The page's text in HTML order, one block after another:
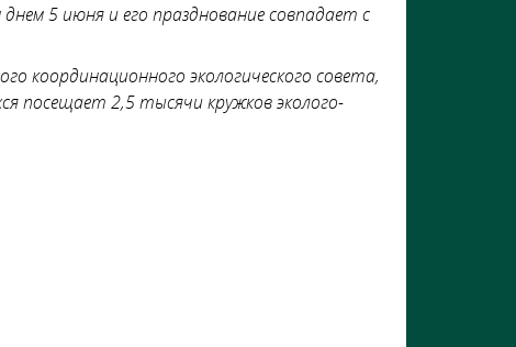
5 июня и его празднование совпадает с
координационного экологического совета,
посещает 2,5 тысячи кружков эколого-